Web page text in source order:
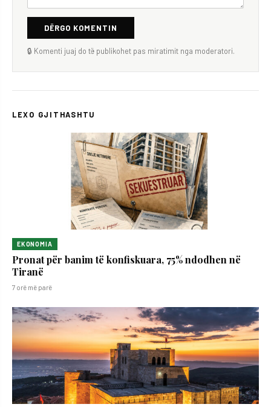
DËRGO KOMENTIN
🔒 Komenti juaj do të publikohet pas miratimit nga moderatori.
LEXO GJITHASHTU
EKONOMIA
Pronat për banim të konfiskuara, 75% ndodhen në
Tiranë
7 orë më parë